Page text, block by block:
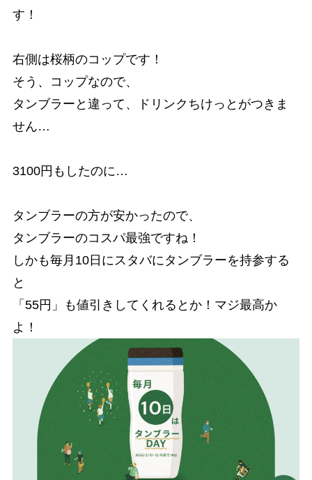
す！
右側は桜柄のコップです！
そう、コップなので、
タンブラーと違って、ドリンクちけっとがつきま
せん…
3100円もしたのに…
タンブラーの方が安かったので、
タンブラーのコスパ最強ですね！
しかも毎月10日にスタバにタンブラーを持参する
と
「55円」も値引きしてくれるとか！マジ最高か
よ！